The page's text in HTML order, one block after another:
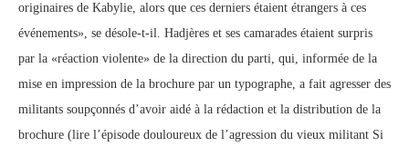
originaires de Kabylie, alors que ces derniers étaient étrangers à ces
événements», se désole-t-il. Hadjères et ses camarades étaient surpris
par la «réaction violente» de la direction du parti, qui, informée de la
mise en impression de la brochure par un typographe, a fait agresser des
militants soupçonnés d’avoir aidé à la rédaction et la distribution de la
brochure (lire l’épisode douloureux de l’agression du vieux militant Si